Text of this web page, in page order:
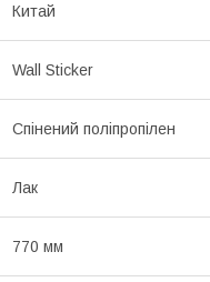
Китай
Wall Sticker
Спінений поліпропілен
Лак
770 мм